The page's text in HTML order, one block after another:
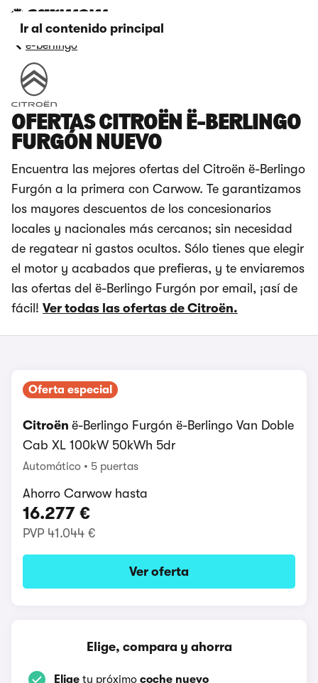
Ir al contenido principal
e-berlingo
OFERTAS CITROËN Ë-BERLINGO
FURGÓN NUEVO
Encuentra las mejores ofertas del Citroën ë-Berlingo
Furgón a la primera con Carwow. Te garantizamos
los mayores descuentos de los concesionarios
locales y nacionales más cercanos; sin necesidad
de regatear ni gastos ocultos. Sólo tienes que elegir
el motor y acabados que prefieras, y te enviaremos
las ofertas del ë-Berlingo Furgón por email, ¡así de
fácil! Ver todas las ofertas de Citroën.
Oferta especial
Citroën ë-Berlingo Furgón ë-Berlingo Van Doble
Cab XL 100kW 50kWh 5dr
Automático 5 puertas
Ahorro Carwow hasta
16.277 €
PVP 41.044 €
Ver oferta
Elige, compara y ahorra
Elige tu próximo coche nuevo